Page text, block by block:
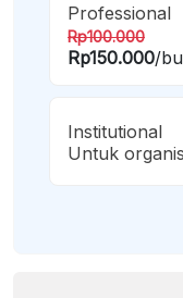
Professional
Rp100.000
Rp150.000/
Institutional
Untuk